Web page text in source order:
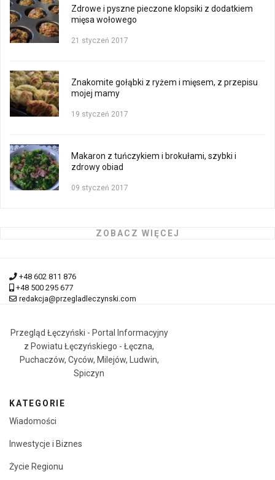
Zdrowe i pyszne pieczone klopsiki z dodatkiem
mięsa wołowego
21 styczeń 2017
Znakomite gołąbki z ryżem i mięsem, z przepisu
mojej mamy
19 styczeń 2017
Makaron z tuńczykiem i brokułami, szybki i
zdrowy obiad
09 styczeń 2017
ZOBACZ WIĘCEJ
+48 602 811 876
+48 500 295 677
redakcja@przegladleczynski.com
Przegląd Łęczyński - Portal Informacyjny
z Powiatu Łęczyńskiego - Łęczna,
Puchaczów, Cyców, Milejów, Ludwin,
Spiczyn
KATEGORIE
Wiadomości
Inwestycje i Biznes
Życie Regionu